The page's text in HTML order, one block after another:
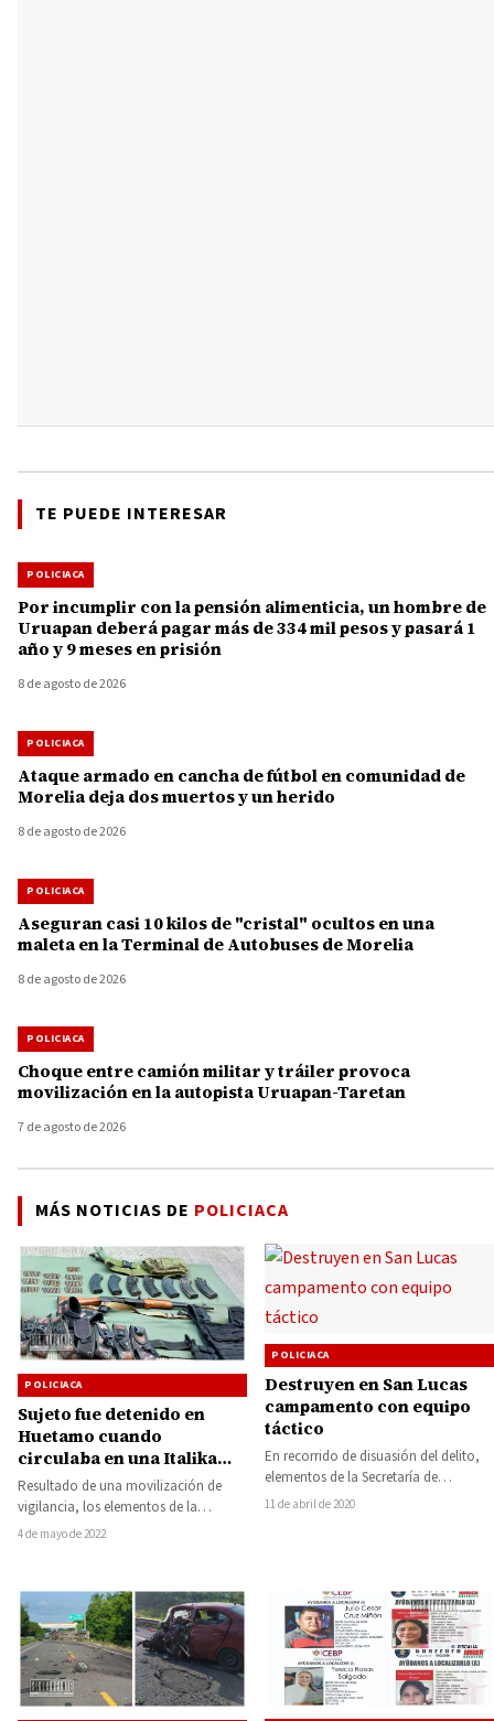
TE PUEDE INTERESAR
POLICIACA
Por incumplir con la pensión alimenticia, un hombre de
Uruapan deberá pagar más de 334 mil pesos y pasará 1
año y 9 meses en prisión
8 de agosto de 2026
POLICIACA
Ataque armado en cancha de fútbol en comunidad de
Morelia deja dos muertos y un herido
8 de agosto de 2026
POLICIACA
Aseguran casi 10 kilos de "cristal" ocultos en una
maleta en la Terminal de Autobuses de Morelia
8 de agosto de 2026
POLICIACA
Choque entre camión militar y tráiler provoca
movilización en la autopista Uruapan-Taretan
7 de agosto de 2026
MÁS NOTICIAS DE POLICIACA
POLICIACA
Sujeto fue detenido en
Huetamo cuando
circulaba en una Italika
con arma y cartuchos
Resultado de una movilización de
vigilancia, los elementos de la
Secretaría de Seguridad Pública (SSP),
4 de mayo de 2022
POLICIACA
Destruyen en San Lucas
campamento con equipo
táctico
En recorrido de disuasión del delito,
elementos de la Secretaría de
Seguridad Pública (SSP), de la
11 de abril de 2020